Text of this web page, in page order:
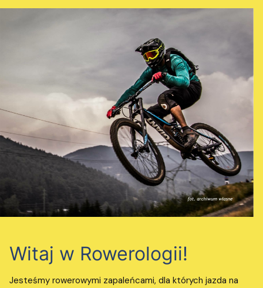
Witaj w Rowerologii!
Jesteśmy rowerowymi zapaleńcami, dla których jazda na